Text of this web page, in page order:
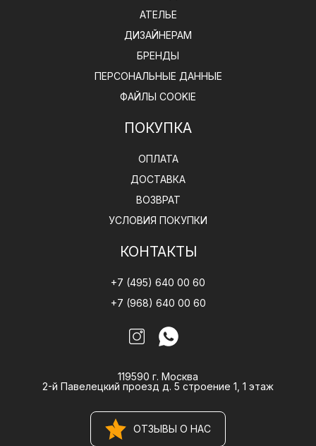
АТЕЛЬЕ
ДИЗАЙНЕРАМ
БРЕНДЫ
ПЕРСОНАЛЬНЫЕ ДАННЫЕ
ФАЙЛЫ COOKIE
ПОКУПКА
ОПЛАТА
ДОСТАВКА
ВОЗВРАТ
УСЛОВИЯ ПОКУПКИ
КОНТАКТЫ
+7 (495) 640 00 60
+7 (968) 640 00 60
119590 г. Москва
2-й Павелецкий проезд д. 5 строение 1, 1 этаж
ОТЗЫВЫ О НАС